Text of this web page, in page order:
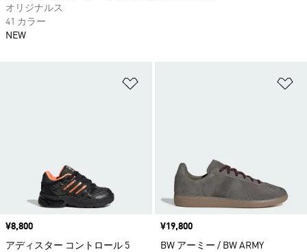
価格
¥8,800
アディスター コントロール 5
価格
¥19,800
BW アーミー / BW ARMY
オリジナルス
41 カラー
NEW